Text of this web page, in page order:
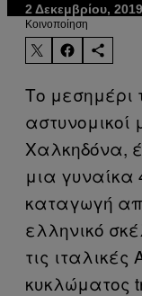
2 Δεκεμβρίου,
Kοινοποίηση
Το μεσημέρι
Χαλκηδόνα,
μια γυναίκα
καταγωγή
ελληνικό
τις
κυκλώματος